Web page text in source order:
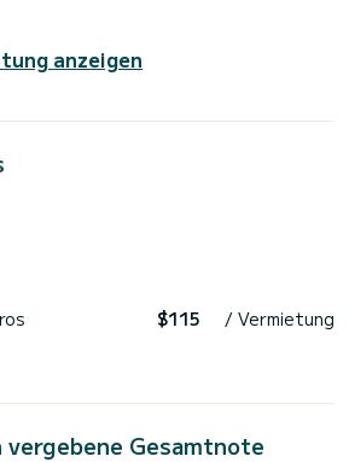
anzeigen
$115 / Vermietung
Gesamtnote